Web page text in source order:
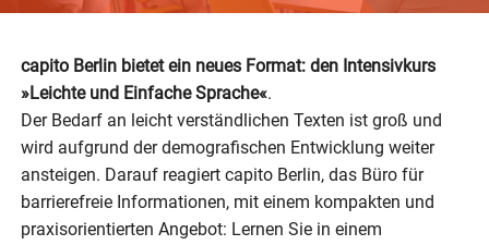
capito Berlin bietet ein neues Format: den Intensivkurs
»Leichte und Einfache Sprache«.
Der Bedarf an leicht verständlichen Texten ist groß und
wird aufgrund der demografischen Entwicklung weiter
ansteigen. Darauf reagiert capito Berlin, das Büro für
barrierefreie Informationen, mit einem kompakten und
praxisorientierten Angebot: Lernen Sie in einem